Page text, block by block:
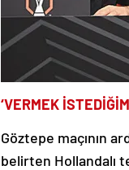
‘VERMEK
Göztepe maçının
belirten Hollandalı